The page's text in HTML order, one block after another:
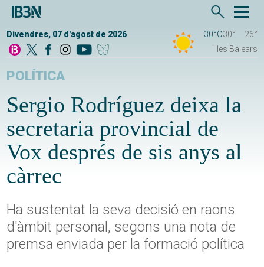
Divendres, 07 d'agost de 2026 30°C30°
26°
Illes Balears
POLÍTICA
Sergio Rodríguez deixa la
secretaria provincial de
Vox després de sis anys al
càrrec
Ha sustentat la seva decisió en raons
d'àmbit personal, segons una nota de
premsa enviada per la formació política